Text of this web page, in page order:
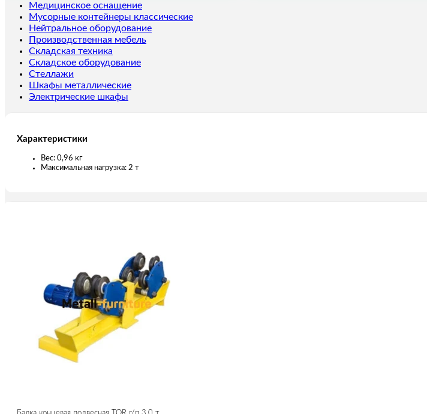
3
m
(2,0
т;
3
м)
Медицинское оснащение
Мусорные контейнеры классические
Нейтральное оборудование
Производственная мебель
Складская техника
Складское оборудование
Стеллажи
Шкафы металлические
Электрические шкафы
Характеристики
Вес: 0,96 кг
Максимальная нагрузка: 2 т